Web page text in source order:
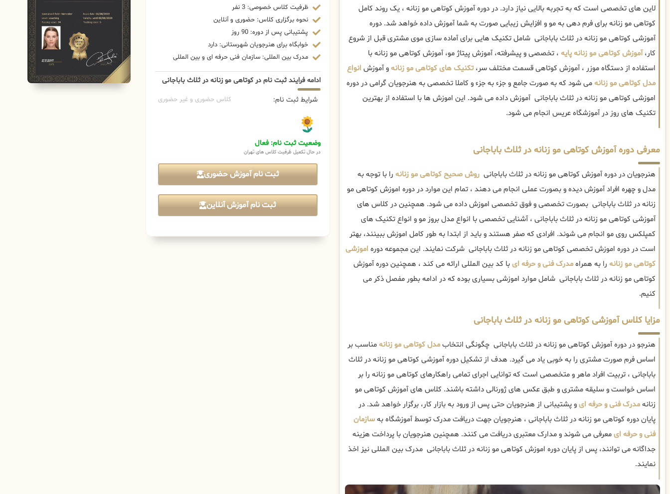
لاین های تخصصی است که به تجربه بالایی نیاز دارد. در دوره آموزش کوتاهی مو زنانه ، یک روند کامل
کوتاهی مو زنانه برای فرم دهی به مو و افزایش زیبایی صورت به شما آموزش داده خواهد شد. دوره
آموزشی کوتاهی مو زنانه در ثلاث باباجانی شامل تکنیک هایی برای آماده سازی موی مشتری قبل از شروع
کار،آموزش کوتاهی مو زنانه پایه ، تخصصی و پیشرفته، آموزش پیتاژ مو، آموزش کوتاهی مو زنانه با
استفاده از دستگاه موزر ، آموزش کوتاهی قسمت مختلف سر،تکنیک های کوتاهی مو زنانهو آموزش انواع
مدل کوتاهی مو زنانهمی شود که به صورت جامع و جزء به جزء و کاملا تخصصی به هنرجویان گرامی در دوره
اموزشی کوتاهی مو زنانه در ثلاث باباجانی آموزش داده می شود. این اموزش ها با استفاده از بهترین
تکنیک های روز در آموزشگاه عریس انجام می شود.
معرفی دوره آموزش کوتاهی مو زنانه در ثلاث باباجانی
هنرجویان در دوره آموزش کوتاهی مو زنانه در ثلاث باباجانی روش صحیح کوتاهی مو زنانه را با توجه به
مدل و چهره افراد آموزش دیده و بصورت عملی انجام می دهند ، تمام این موارد در دوره اموزش کوتاهی مو
زنانه در ثلاث باباجانی بصورت تخصصی و فوق تخصصی اموزش داده می شود. همچنین در کلاس های
آموزشی کوتاهی مو زنانه در ثلاث باباجانی ، آشنایی تخصصی با انواع مدل بروز مو و انواع تکنیک های
کمپلکس روی مو انجام می شوند. افرادی که صفر هستند و باید از ابتدا به طور کامل اموزش ببینند، بهتر
است در دوره اموزش تخصصی کوتاهی مو زنانه در ثلاث باباجانی شرکت نمایند. این مجموعه دوره اموزشی
کوتاهی مو زنانه را به همراهمدرک فنی و حرفه ایبا کد بین المللی ارائه می کند ، همچنین دوره آموزش
کوتاهی مو زنانه در ثلاث باباجانی شامل موارد اموزشی بسیاری بوده که در ادامه بطور مفصل ذکر می
کنیم.
مزایا کلاس آموزشی کوتاهی مو زنانه در ثلاث باباجانی
هنرجو در دوره آموزش کوتاهی مو زنانه در ثلاث باباجانی چگونگی انتخابمدل کوتاهی مو زنانهمناسب بر
اساس فرم صورت مشتری را به خوبی یاد می گیرد. هدف از تشکیل دوره آموزشی کوتاهی مو زنانه در ثلاث
باباجانی ، تربیت افراد ماهر و متخصصی است که توانایی اجرای تمامی راهکارهای کوتاهی مو زنانه را بر
اساس خواست و سلیقه مشتری و طبق عکس های ژورنالی داشته باشند. کلاس های آموزش کوتاهی مو
زنانهمدرک فنی و حرفه ایو پشتیبانی از هنرجویان حتی پس از ورود به بازار کار، برگزار خواهد شد. در
پایان دوره کوتاهی مو زنانه در ثلاث باباجانی ، هنرجویان جهت دریافت مدرک توسط آموزشگاه بهسازمان
فنی و حرفه ایمعرفی می شوند و مدارک معتبری دریافت می کنند. همچنین هنرجویان با پرداخت هزینه
جداگانه می توانند، پس از پایان دوره اموزش کوتاهی مو زنانه در ثلاث باباجانی مدرک بین المللی نیز اخذ
نمایند.
ظرفیت کلاس خصوصی: 3 نفر
نحوه برگزاری کلاس: حضوری و آنلاین
پشتیبانی پس از دوره: 90 روز
خوابگاه برای هنرجویان شهرستانی: دارد
مدرک بین المللی: سازمان فنی حرفه ای و بین المللی
ادامه فرایند ثبت نام در کوتاهی مو زنانه در ثلاث باباجانی
شرایط ثبت نام: کلاس حضوری و غیر حضوری
وضعیت ثبت نام: فعال
در حال تکمیل ظرفیت کلاس های تهران
ثبت نام آموزش حضوری
ثبت نام آموزش آنلاین